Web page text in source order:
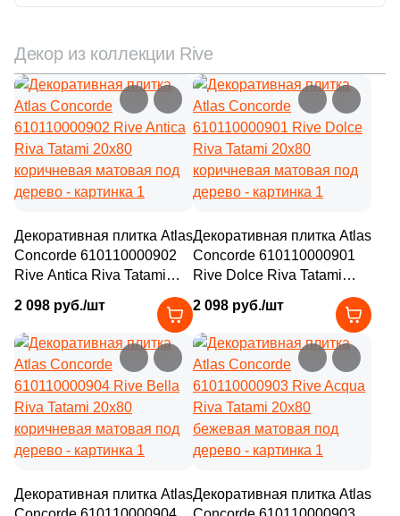
Декор из коллекции Rive
Декоративная плитка Atlas
Concorde 610110000902
Rive Antica Riva Tatami
матовая под дерево
2 098 руб./шт
Декоративная плитка Atlas
Concorde 610110000901
Rive Dolce Riva Tatami
матовая под дерево
2 098 руб./шт
Декоративная плитка AtlasДекоративная плитка Atlas